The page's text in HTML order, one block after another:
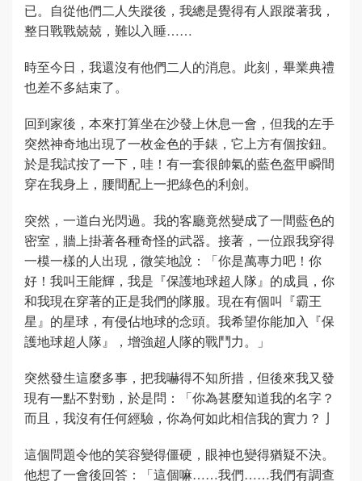
已。自從他們二人失蹤後，我總是覺得有人跟蹤著我，
整日戰戰兢兢，難以入睡……
時至今日，我還沒有他們二人的消息。此刻，畢業典禮
也差不多結束了。
回到家後，本來打算坐在沙發上休息一會，但我的左手
突然神奇地出現了一枚金色的手錶，它上方有個按鈕。
於是我試按了一下，哇！有一套很帥氣的藍色盔甲瞬間
穿在我身上，腰間配上一把綠色的利劍。
突然，一道白光閃過。我的客廳竟然變成了一間藍色的
密室，牆上掛著各種奇怪的武器。接著，一位跟我穿得
一模一樣的人出現，微笑地說：「你是萬專力吧！你
好！我叫王能輝，我是『保護地球超人隊』的成員，你
和我現在穿著的正是我們的隊服。現在有個叫『霸王
星』的星球，有侵佔地球的念頭。我希望你能加入『保
護地球超人隊』，增強超人隊的戰鬥力。」
突然發生這麼多事，把我嚇得不知所措，但後來我又發
現有一點不對勁，於是問：「你為甚麼知道我的名字？
而且，我沒有任何經驗，你為何如此相信我的實力？亅
這個問題令他的笑容變得僵硬，眼神也變得猶疑不決。
他想了一會後回答：「這個嘛……我們……我們有調查